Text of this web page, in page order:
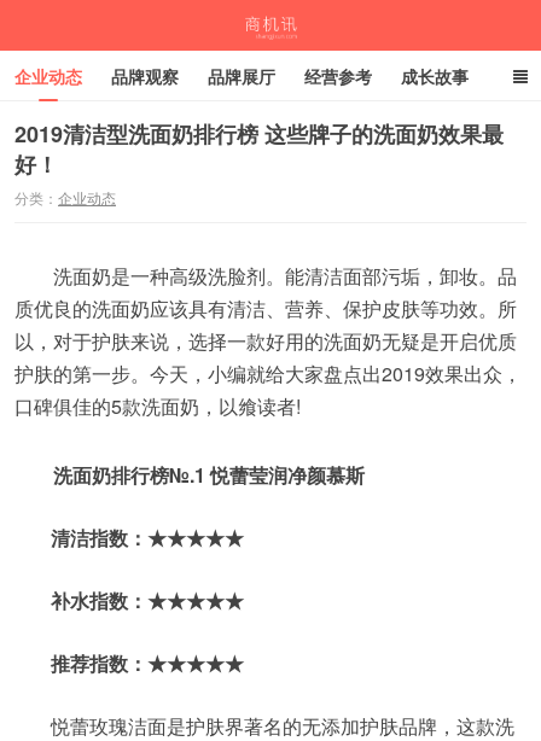
企业动态 品牌观察 品牌展厅 经营参考 成长故事
深度观察 伙伴计划
2019清洁型洗面奶排行榜 这些牌子的洗面奶效果最
好！
分类： 企业动态
洗面奶是一种高级洗脸剂。能清洁面部污垢，卸妆。品
质优良的洗面奶应该具有清洁、营养、保护皮肤等功效。所
以，对于护肤来说，选择一款好用的洗面奶无疑是开启优质
护肤的第一步。今天，小编就给大家盘点出2019效果出众，
口碑俱佳的5款洗面奶，以飨读者!
洗面奶排行榜№.1 悦蕾莹润净颜慕斯
清洁指数：★★★★★
补水指数：★★★★★
推荐指数：★★★★★
悦蕾玫瑰洁面是护肤界著名的无添加护肤品牌，这款洗